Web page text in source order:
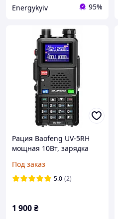
Energykyiv 95%
Рация Baofeng UV-5RH
мощная 10Вт, зарядка
Под заказ
5.0 (2)
1 900₴